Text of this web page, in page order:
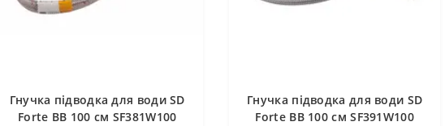
Гнучка підводка для води SD
Forte ВВ 100 см SF381W100
Гнучка підводка для води SD
Forte ВВ 100 см SF391W100